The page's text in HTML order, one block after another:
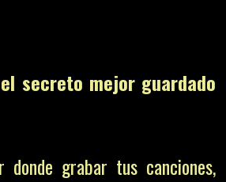
secreto mejor guardado
donde grabar tus canciones,